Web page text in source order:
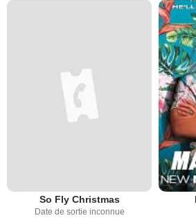
So Fly Christmas
Date de sortie inconnue